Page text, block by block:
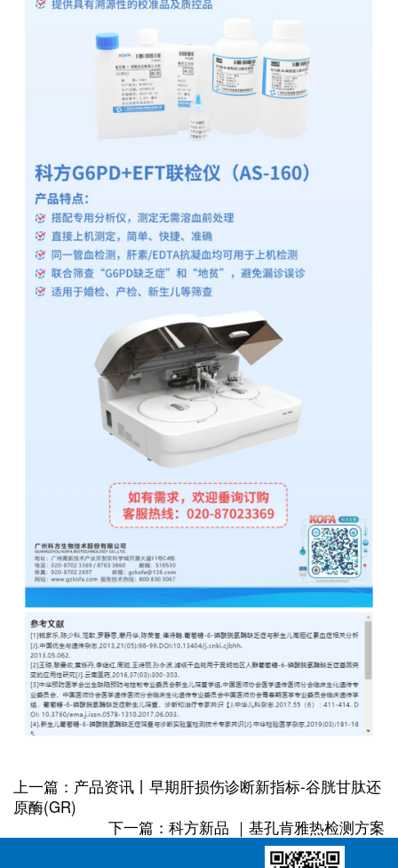
上一篇：产品资讯丨早期肝损伤诊断新指标-谷胱甘肽还
原酶(GR)
下一篇：科方新品 ｜基孔肯雅热检测方案